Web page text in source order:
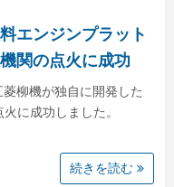
エンジンプラット
関の点火に成功
柳機が独自に開発した
に成功しました。
続きを読む